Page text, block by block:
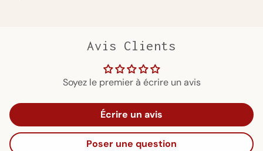
Avis Clients
Soyez le premier à écrire un avis
Écrire un avis
Poser une question